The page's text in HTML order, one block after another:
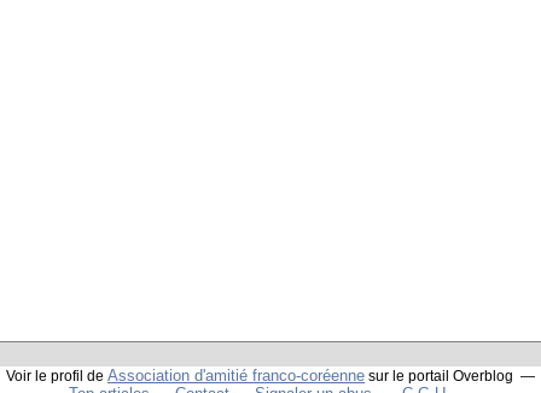
Voir le profil de Association d'amitié franco-coréenne sur le portail Overblog